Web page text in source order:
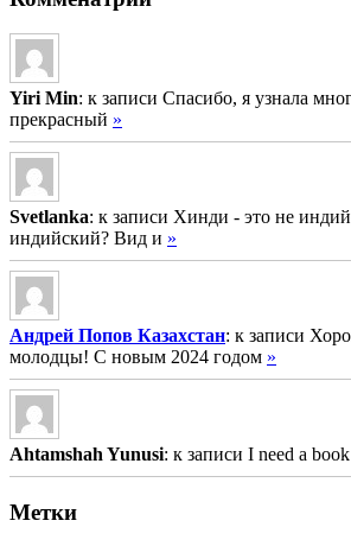
Yiri Min: к записи Спасибо, я узнала
прекрасный »
Svetlanka: к записи Хинди - это не
индийский? Вид и »
Андрей Попов Казахстан: к записи
молодцы! С новым 2024 годом »
Ahtamshah Yunusi: к записи I need a book
Метки